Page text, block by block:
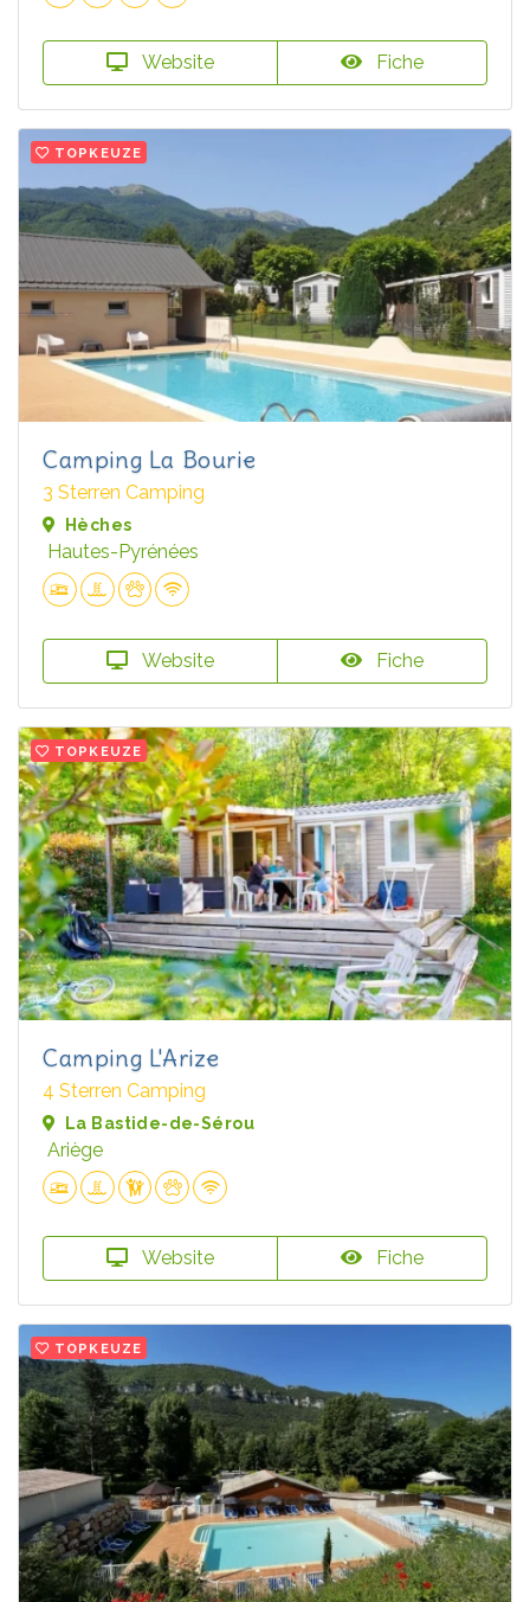
Website Fiche
TOPKEUZE
Camping La Bourie
3 Sterren Camping
Hèches
Hautes-Pyrénées
Website Fiche
TOPKEUZE
Camping L'Arize
4 Sterren Camping
La Bastide-de-Sérou
Ariège
Website Fiche
TOPKEUZE